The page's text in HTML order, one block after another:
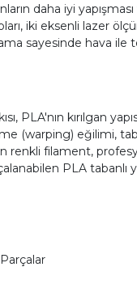
daha iyi
iki eksenli lazer
sayesinde hava ile
PLA'nın kırılgan
(warping) eğilimi,
renkli filament,
PLA tabanlı